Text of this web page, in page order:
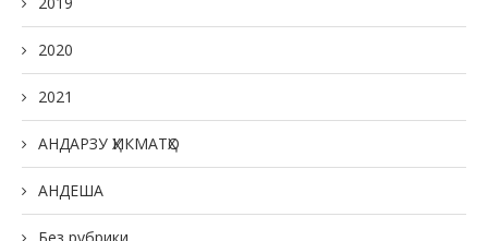
2020
2021
АНДАРЗУ ҲИКМАТҲО
АНДЕША